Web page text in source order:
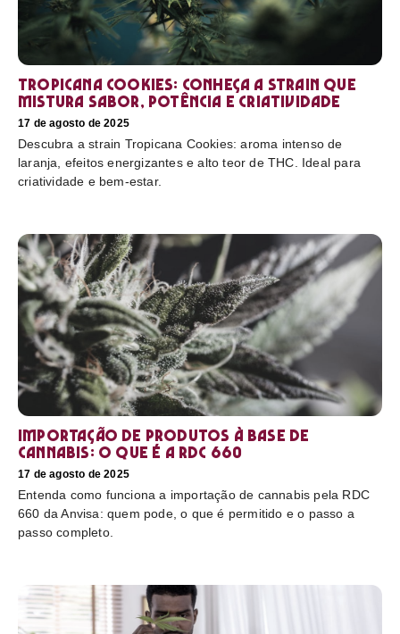
Tropicana Cookies: conheça a strain que
mistura sabor, potência e criatividade
17 de agosto de 2025
Descubra a strain Tropicana Cookies: aroma intenso de
laranja, efeitos energizantes e alto teor de THC. Ideal para
criatividade e bem-estar.
Importação de produtos à base de
cannabis: o que é a RDC 660
17 de agosto de 2025
Entenda como funciona a importação de cannabis pela RDC
660 da Anvisa: quem pode, o que é permitido e o passo a
passo completo.